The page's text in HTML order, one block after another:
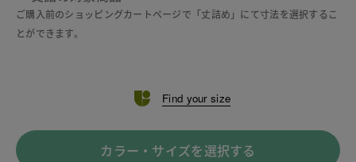
ご購入前のショッピングカートページで「丈詰め」にて寸法を選択するこ
とができます。
Find your size
カラー・サイズを選択する